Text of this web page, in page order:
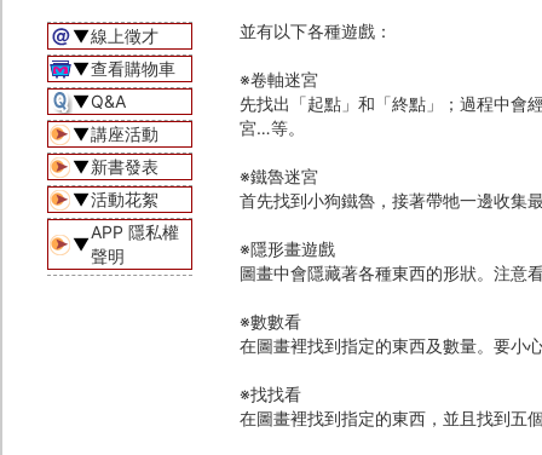
▼線上徵才
▼查看購物車
▼Q&A
▼講座活動
▼新書發表
▼活動花絮
▼
APP 隱私權
聲明
並有以下各種遊戲：
※卷軸迷宮
先找出「起點」和「終點」；過程中會
宮…等。
※鐵魯迷宮
首先找到小狗鐵魯，接著帶牠一邊收集
※隱形畫遊戲
圖畫中會隱藏著各種東西的形狀。注意
※數數看
在圖畫裡找到指定的東西及數量。要小
※找找看
在圖畫裡找到指定的東西，並且找到五